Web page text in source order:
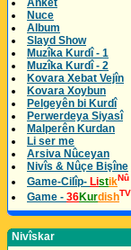
Ankêt
Nuce
Album
Slayd Show
Muzîka Kurdî - 1
Muzîka Kurdî - 2
Kovara Xebat Vejîn
Kovara Xoybun
Pelgeyên bi Kurdî
Perwerdeya Siyasî
Malperên Kurdan
Li ser me
Arsiva Nûceyan
Nivîs & Nûçe Bişîne
Game-Cilîp- ListikNû
Game - 36KurdishTV
Nivîskar